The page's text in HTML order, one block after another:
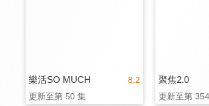
8.2
樂活SO MUCH
更新至第 50 集
聚焦2.0
更新至第